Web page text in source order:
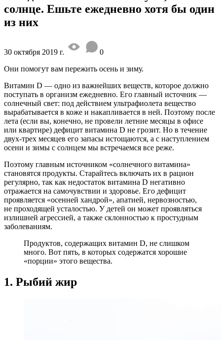
солнце. Ешьте ежедневно хотя бы один
из них
30 октября 2019 г.
0
Они помогут вам пережить осень и зиму.
Витамин D — одно из важнейших веществ, которое должно
поступать в организм ежедневно. Его главный источник —
солнечный свет: под действием ультрафиолета вещество
вырабатывается в коже и накапливается в ней. Поэтому после
лета (если вы, конечно, не провели летние месяцы в офисе
или квартире) дефицит витамина D не грозит. Но в течение
двух-трех месяцев его запасы истощаются, а с наступлением
осени и зимы с солнцем мы встречаемся все реже.
Поэтому главным источником «солнечного витамина»
становятся продукты. Старайтесь включать их в рацион
регулярно, так как недостаток витамина D негативно
отражается на самочувствии и здоровье. Его дефицит
проявляется «осенней хандрой», апатией, нервозностью,
не проходящей усталостью. У детей он может проявляться
излишней агрессией, а также склонностью к простудным
заболеваниям.
Продуктов, содержащих витамин D, не слишком
много. Вот пять, в которых содержатся хорошие
«порции» этого вещества.
1. Рыбий жир